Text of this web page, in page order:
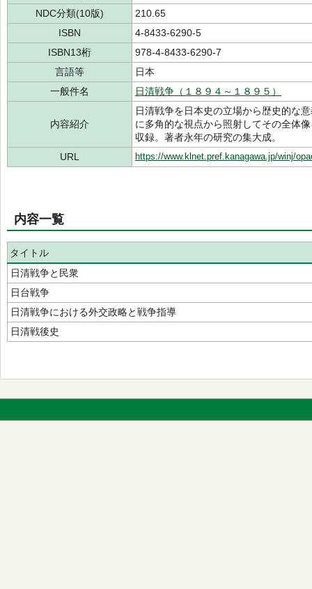
NDC分類(10版)
210.65
ISBN
4-8433-6290-5
ISBN13桁
978-4-8433-6290-7
言語等
日本
一般件名
日清戦争（１８９４～１８９５）
内容紹介
日清戦争を日本史の立場から歴史的な
に多角的な視点から照射してその全体
収録。著者永年の研究の集大成。
URL
https://www.klnet.pref.kanagawa.jp/winj/
内容一覧
タイトル
日清戦争と民衆
日台戦争
日清戦争における外交政略と戦争指導
日清戦後史